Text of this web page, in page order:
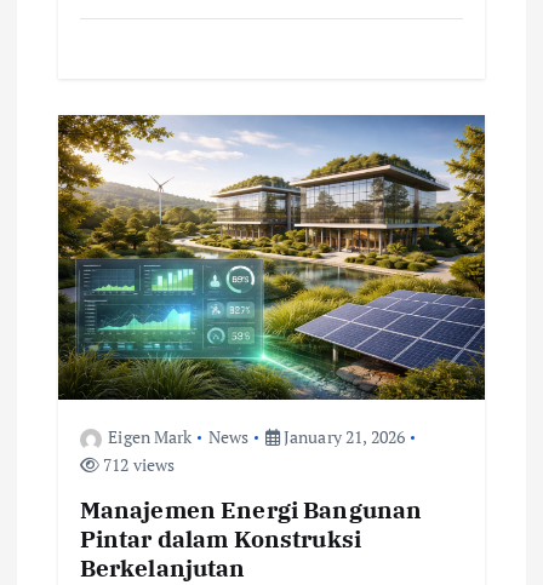
Eigen Mark News
January 21, 2026
712 views
Manajemen Energi Bangunan
Pintar dalam Konstruksi
Berkelanjutan